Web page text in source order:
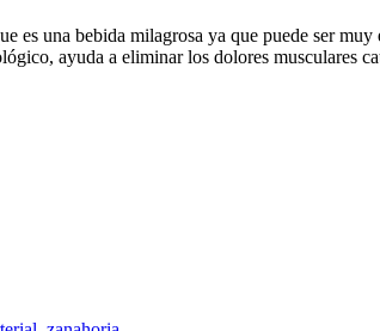
es una bebida milagrosa ya que puede ser
ayuda a eliminar los dolores musculares